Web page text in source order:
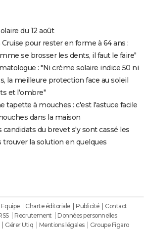
du 12 août
pour rester en forme à 64 ans :
se brosser les dents, il faut le faire"
: "Ni crème solaire indice 50 ni
la meilleure protection face au soleil
et l'ombre"
tapette à mouches : c'est l'astuce facile
dans la maison
candidats du brevet s'y sont cassé les
trouver la solution en quelques
Equipe Charte éditoriale Publicité
Contact
Recrutement
Données personnelles
Gérer Utiq Mentions légales Groupe Figaro